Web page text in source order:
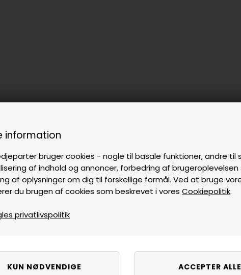
information
bruger cookies - nogle til basale funktioner, andre til
af indhold og annoncer, forbedring af
af oplysninger om dig til forskellige formål. Ved at bruge
du brugen af cookies som beskrevet i vores Cookiepolitik.
privatlivspolitik